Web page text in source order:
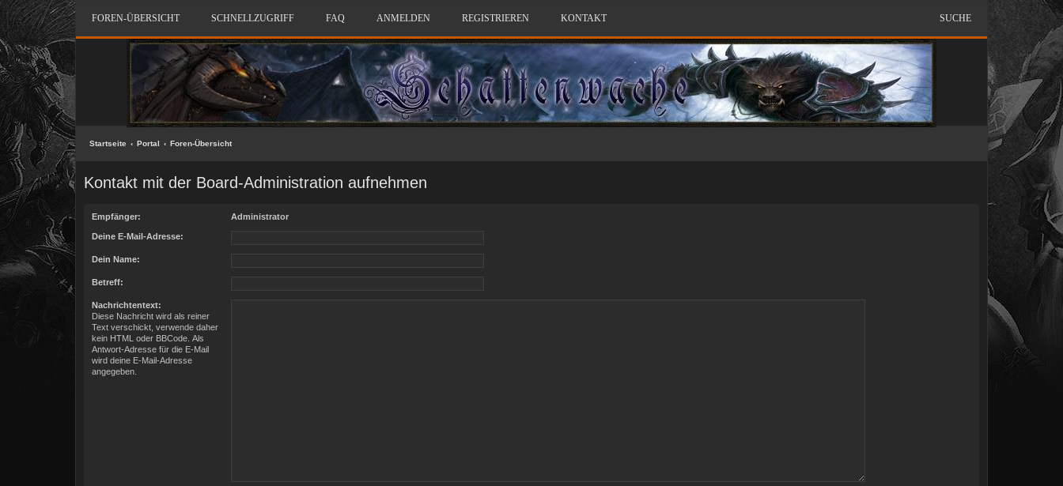
FOREN-ÜBERSICHT SCHNELLZUGRIFF FAQ ANMELDEN REGISTRIEREN KONTAKT SUCHE
Startseite Portal Foren-Übersicht
Kontakt mit der Board-Administration aufnehmen
Empfänger: Administrator
Deine E-Mail-Adresse:
Dein Name:
Betreff:
Nachrichtentext:
Diese Nachricht wird als reiner
Text verschickt, verwende daher
kein HTML oder BBCode. Als
Antwort-Adresse für die E-Mail
wird deine E-Mail-Adresse
angegeben.